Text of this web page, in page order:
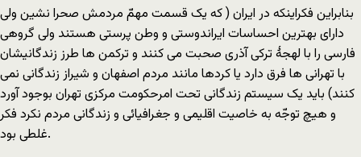
بنابراین فکراینکه در ایران ( که یک قسمت مهمّ مردمش صحرا نشین ولی
دارای بهترین احساسات ایراندوستی و وطن پرستی هستند ولی گروهی
فارسی را با لهجۀ ترکی آذری صحبت می کنند و ترکمن ها طرز زندگانیشان
با تهرانی ها فرق دارد یا کردها مانند مردم اصفهان و شیراز زندگانی نمی
کنند) باید یک سیستم زندگانی تحت امرحکومت مرکزی تهران بوجود آورد
و هیچ توجّه به خاصیت اقلیمی و جغرافیائی و زندگانی مردم نکرد فکر
غلطی بود.